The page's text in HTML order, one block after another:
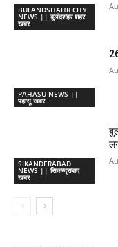
BULANDSHAHR CITY
NEWS || बुलंदशहर शहर
खबर
PAHASU NEWS ||
पहासू खबर
SIKANDERABAD
NEWS || सिकन्द्राबाद
खबर